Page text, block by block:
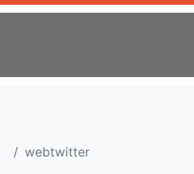
webtwitter